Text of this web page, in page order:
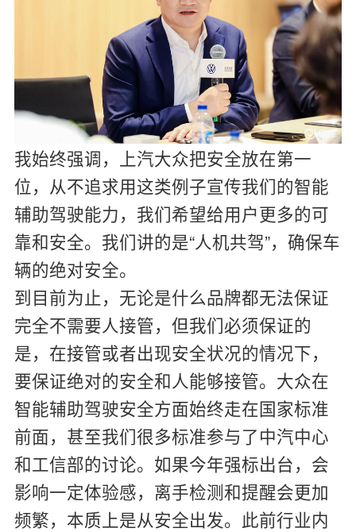
我始终强调，上汽大众把安全放在第一
位，从不追求用这类例子宣传我们的智能
辅助驾驶能力，我们希望给用户更多的可
靠和安全。我们讲的是“人机共驾”，确保车
辆的绝对安全。
到目前为止，无论是什么品牌都无法保证
完全不需要人接管，但我们必须保证的
是，在接管或者出现安全状况的情况下，
要保证绝对的安全和人能够接管。大众在
智能辅助驾驶安全方面始终走在国家标准
前面，甚至我们很多标准参与了中汽中心
和工信部的讨论。如果今年强标出台，会
影响一定体验感，离手检测和提醒会更加
频繁，本质上是从安全出发。此前行业内